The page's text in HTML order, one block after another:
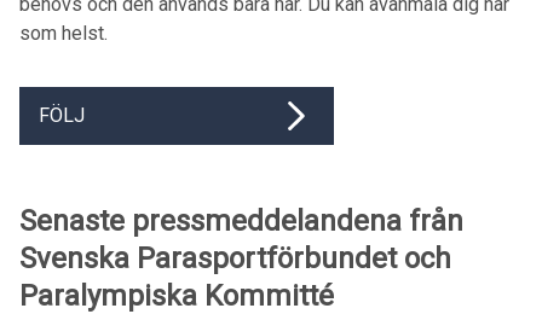
som helst.
FÖLJ
Senaste pressmeddelandena från
Svenska Parasportförbundet och
Paralympiska Kommitté